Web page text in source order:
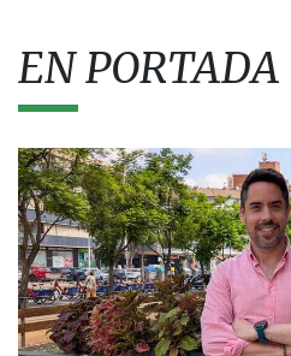
EN PORTADA